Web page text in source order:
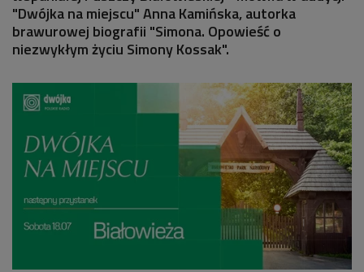
"Dwójka na miejscu" Anna Kamińska, autorka
brawurowej biografii "Simona. Opowieść o
niezwykłym życiu Simony Kossak".